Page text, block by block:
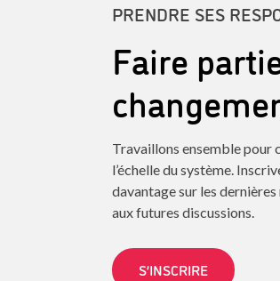
PRENDRE SES
Faire
Travaillons ensemble pour
l’échelle du système.
davantage sur les
aux futures discussions.
S’INSCRIRE